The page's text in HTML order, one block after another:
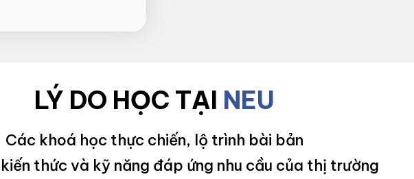
LÝ DO HỌC TẠI NEU
Các khoá học thực chiến, lộ trình bài bản
thức và kỹ năng đáp ứng nhu cầu của thị trường